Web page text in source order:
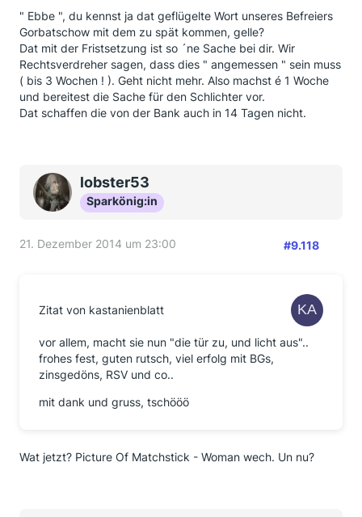
" Ebbe ", du kennst ja dat geflügelte Wort unseres Befreiers
Gorbatschow mit dem zu spät kommen, gelle?
Dat mit der Fristsetzung ist so ´ne Sache bei dir. Wir
Rechtsverdreher sagen, dass dies " angemessen " sein muss
( bis 3 Wochen ! ). Geht nicht mehr. Also machst é 1 Woche
und bereitest die Sache für den Schlichter vor.
Dat schaffen die von der Bank auch in 14 Tagen nicht.
lobster53
Sparkönig:in
21. Dezember 2014 um 23:00 #9.118
Zitat von kastanienblatt
vor allem, macht sie nun "die tür zu, und licht aus"..
frohes fest, guten rutsch, viel erfolg mit BGs,
zinsgedöns, RSV und co..
mit dank und gruss, tschööö
Wat jetzt? Picture Of Matchstick - Woman wech. Un nu?